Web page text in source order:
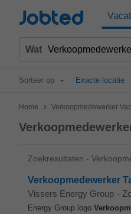
Jobted
Wat
Sorteer op Exacte locatie
Home > Verkoopmedewerker
Zoekresultaten -
Verkoopmedewerker
Vissers Energy Group -
Energy Group logo